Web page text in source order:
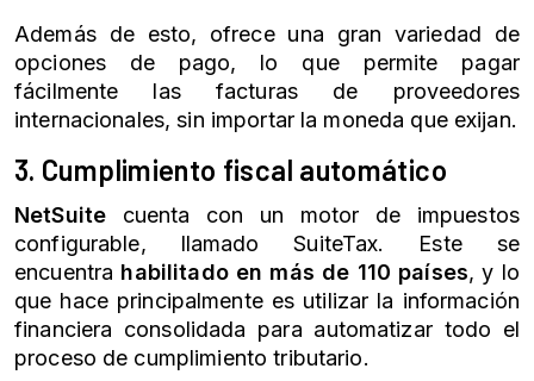
Además de esto, ofrece una gran variedad de
opciones de pago, lo que permite pagar
fácilmente las facturas de proveedores
internacionales, sin importar la moneda que exijan.
3. Cumplimiento fiscal automático
NetSuite cuenta con
un motor de impuestos
configurable, llamado SuiteTax. Este se
encuentra habilitado en más de 110 países, y lo
que hace principalmente es utilizar la información
financiera consolidada para automatizar todo el
proceso de cumplimiento tributario.